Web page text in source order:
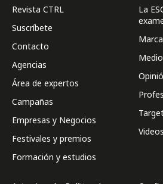
Revista CTRL
Suscríbete
Contacto
Agencias
Área de expertos
Campañas
Empresas y Negocios
Festivales y premios
Formación y estudios
La
Videos